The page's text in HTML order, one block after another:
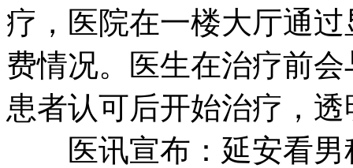
疗，医院在一楼大厅通
费情况。医生在治疗前
患者认可后开始治疗，
医讯宣布：延安看男